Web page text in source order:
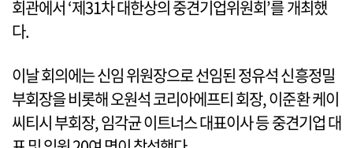
회관에서 ‘제31차 대한상의 중견기업위원회’를 개최했
다.
이날 회의에는 신임 위원장으로 선임된 정유석 신흥정밀
부회장을 비롯해 오원석 코리아에프티 회장, 이준환 케이
씨티시 부회장, 임각균 이트너스 대표이사 등 중견기업 대